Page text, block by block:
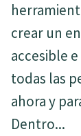
crear un
accesible
todas las
ahora y
Dentro...